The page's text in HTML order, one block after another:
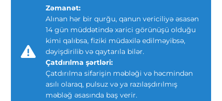
Zəmanət:
Alınan hər bir qurğu, qanun vericiliyə əsasən
14 gün müddətində xarici görünüşü olduğu
kimi qalıbsa, fiziki müdaxilə edilməyibsə,
dəyişdirilib və qaytarıla bilər.
Çatdırılma şərtləri:
Çatdırılma sifarişin məbləği və həcmindən
asılı olaraq, pulsuz və ya razılaşdırılmış
məbləğ əsasında baş verir.